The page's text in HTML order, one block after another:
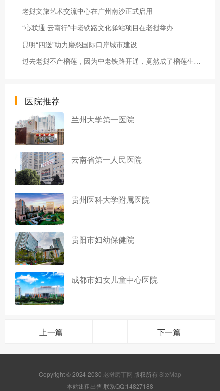
老挝文旅艺术交流中心在广州南沙正式启用
“心联通 云南行”中老铁路文化驿站项目在老挝举办
昆明“四送”助力磨憨国际口岸城市建设
过去老挝不产榴莲，因为中老铁路开通，竟然成了榴莲生产国……
医院推荐
兰州大学第一医院
云南省第一人民医院
贵州医科大学附属医院
贵阳市妇幼保健院
成都市妇女儿童中心医院
上一篇 下一篇
Copyright © 2024-2030 老挝磨丁网 版权所有 SiteMap
本站出租出售,联系QQ:14827188